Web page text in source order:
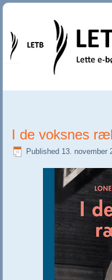
I de voksnes
Published 13. november